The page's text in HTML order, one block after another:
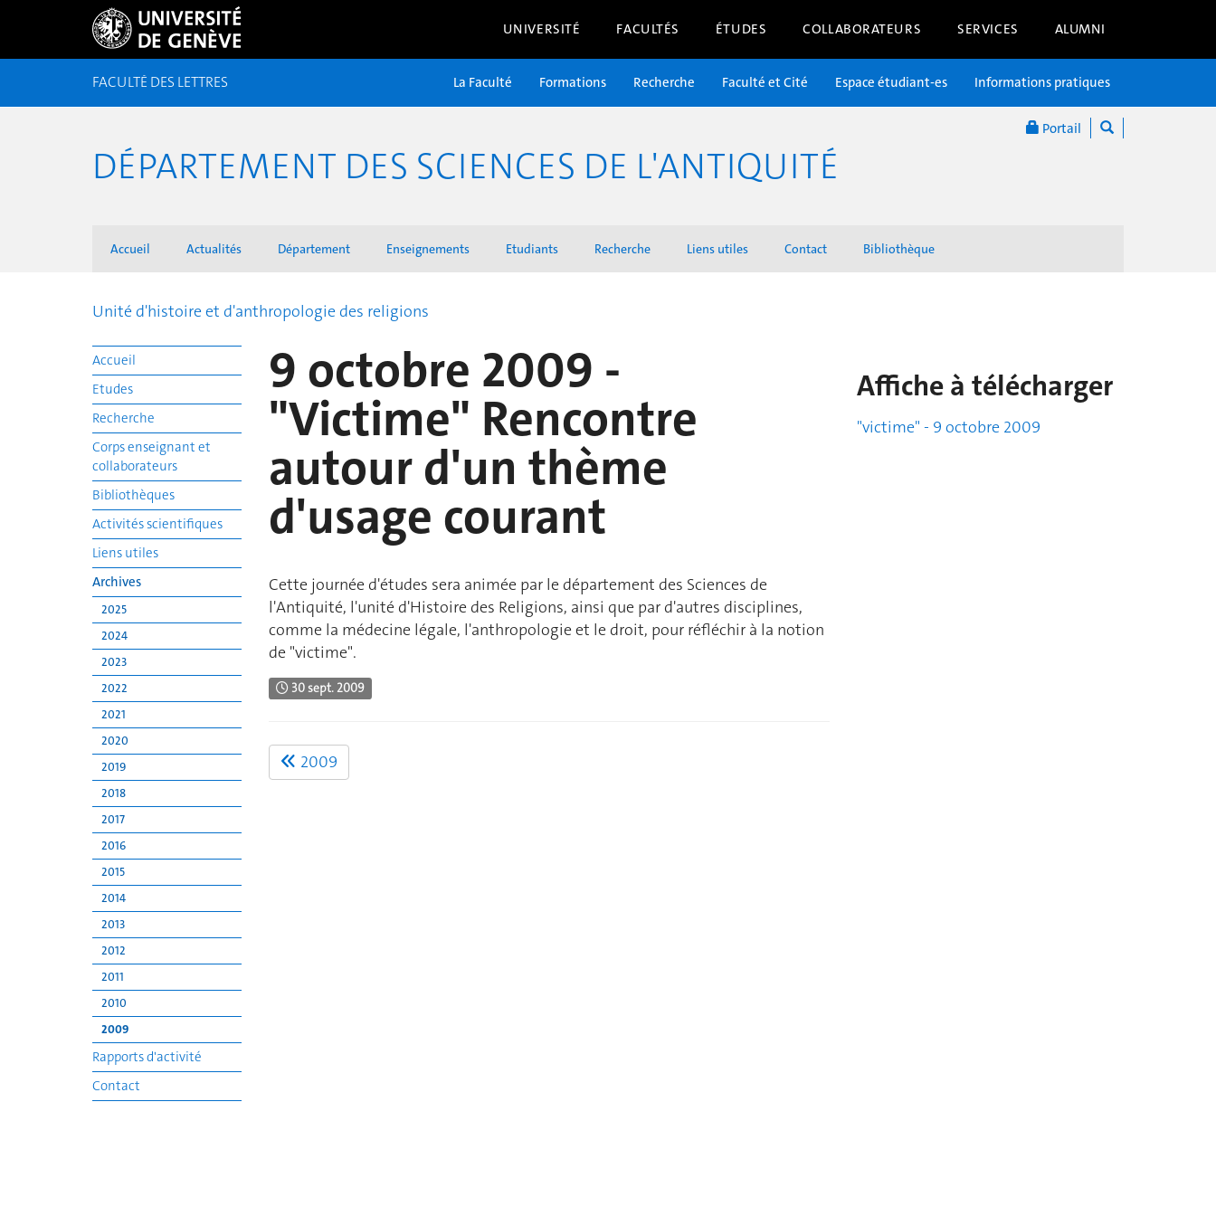
UNIVERSITÉ FACULTÉS ÉTUDES COLLABORATEURS SERVICES ALUMNI
Portail
FACULTÉ DES LETTRES La Faculté Formations Recherche Faculté et Cité Espace étudiant-es Informations pratiques
DÉPARTEMENT DES SCIENCES DE L'ANTIQUITÉ
Accueil Actualités Département Enseignements Etudiants Recherche Liens utiles Contact Bibliothèque
Unité d'histoire et d'anthropologie des religions
Accueil
Etudes
Recherche
Corps enseignant et
collaborateurs
Bibliothèques
Activités scientifiques
Liens utiles
Archives
2025
2024
2023
2022
2021
2020
2019
2018
2017
2016
2015
2014
2013
2012
2011
2010
2009
Rapports d'activité
Contact
9 octobre 2009 -
"Victime" Rencontre
autour d'un thème
d'usage courant
Cette journée d'études sera animée par le département des Sciences de
l'Antiquité, l'unité d'Histoire des Religions, ainsi que par d'autres disciplines,
comme la médecine légale, l'anthropologie et le droit, pour réfléchir à la notion
de "victime".
30 sept. 2009
2009
Affiche à télécharger
"victime" - 9 octobre 2009